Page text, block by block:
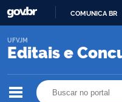
COMUNICA BR
Editais e
UFVJM